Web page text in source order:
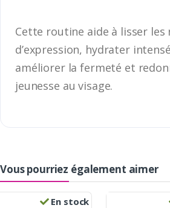
Cette routine aide à lisser les
d’expression, hydrater
améliorer la fermeté et
jeunesse au visage.
Vous pourriez également aimer
En stock